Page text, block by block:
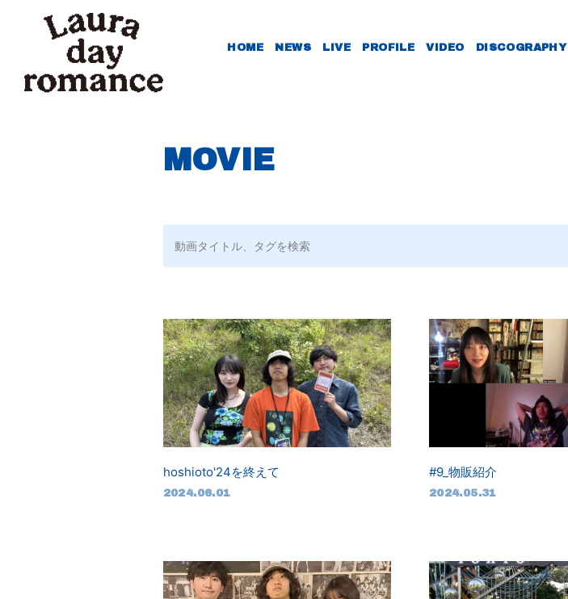
HOME NEWS LIVE PROFILE VIDEO DISCOGRAPHY
MOVIE
hoshioto'24を終えて
2024.06.01
#9_物販紹介
2024.05.31